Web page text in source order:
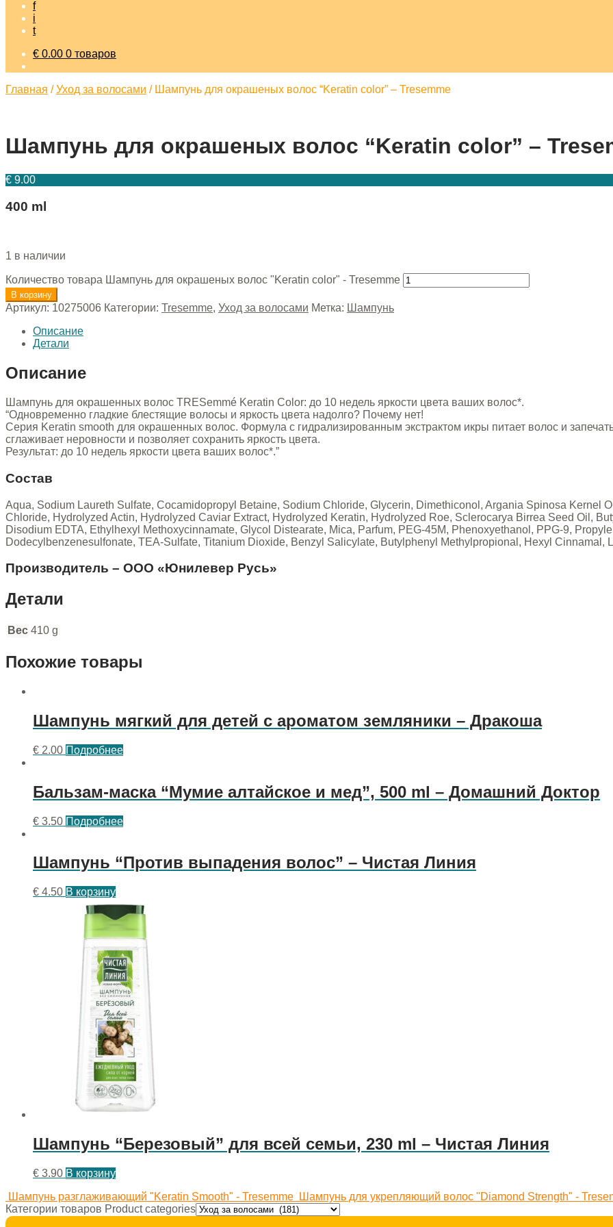
f
i
t
€ 0.00 0 товаров
Главная /Уход за волосами / Шампунь для окрашеных волос “Keratin color” – Tresemme
Шампунь для окрашеных волос “Keratin color” –
€ 9.00
400 ml
1 в наличии
Количество товара Шампунь для окрашеных волос "Keratin color" - Tresemme
В корзину
Артикул: 10275006 Категории: Tresemme, Уход за волосами Метка: Шампунь
Описание
Детали
Описание
Шампунь для окрашенных волос TRESemmé Keratin Color: до 10 недель яркости цвета ваших волос*.
“Одновременно гладкие блестящие волосы и яркость цвета надолго? Почему нет!
Серия Keratin smooth для окрашенных волос. Формула с гидрализированным экстрактом икры питает волос и
сглаживает неровности и позволяет сохранить яркость цвета.
Результат: до 10 недель яркости цвета ваших волос*.”
Состав
Aqua, Sodium Laureth Sulfate, Cocamidopropyl Betaine, Sodium Chloride, Glycerin, Dimethiconol, Argania Spinosa Kernel
Chloride, Hydrolyzed Actin, Hydrolyzed Caviar Extract, Hydrolyzed Keratin, Hydrolyzed Roe, Sclerocarya Birrea Seed Oil,
Disodium EDTA, Ethylhexyl Methoxycinnamate, Glycol Distearate, Mica, Parfum, PEG-45M, Phenoxyethanol, PPG-9,
Dodecylbenzenesulfonate, TEA-Sulfate, Titanium Dioxide, Benzyl Salicylate, Butylphenyl Methylpropional, Hexyl Cinnamal,
Производитель – ООО «Юнилевер Русь»
Детали
Вес 410 g
Похожие товары
Шампунь мягкий для детей с ароматом земляники – Дракоша
€ 2.00 Подробнее
Бальзам-маска “Мумие алтайское и мед”, 500 ml – Домашний Доктор
€ 3.50 Подробнее
Шампунь “Против выпадения волос” – Чистая Линия
€ 4.50 В корзину
Шампунь “Березовый” для всей семьи, 230 ml – Чистая Линия
€ 3.90 В корзину
Шампунь разглаживающий "Keratin Smooth" - Tresemme
Шампунь для укрепляющий волос "Diamond Strength" -
Категории товаров Product categories